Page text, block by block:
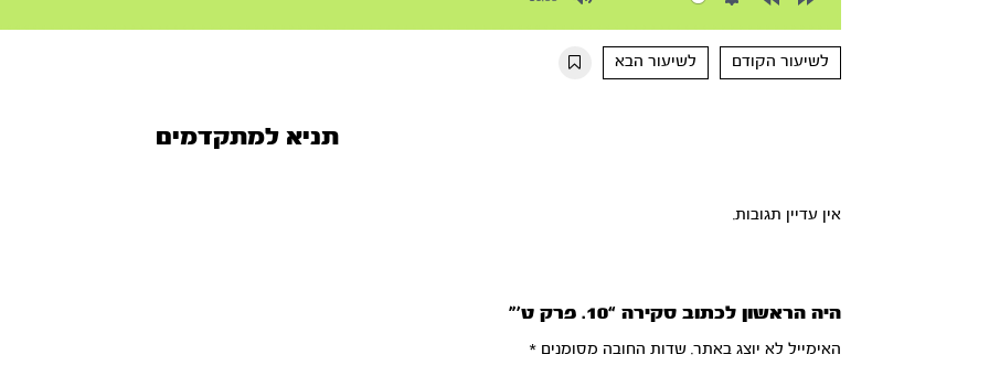
10s
10s
לשיעור הקודם
לשיעור הבא
תניא למתקדמים
אין עדיין תגובות.
היה הראשון לכתוב סקירה “10. פרק ט’”
האימייל לא יוצג באתר. שדות החובה מסומנים*